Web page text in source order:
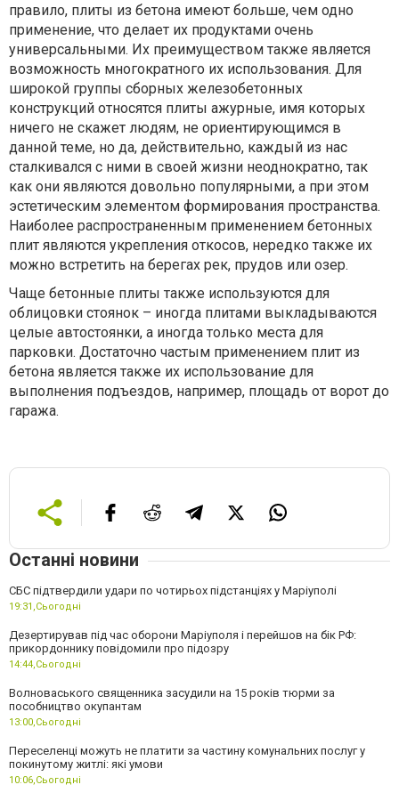
правило, плиты из бетона имеют больше, чем одно
применение, что делает их продуктами очень
универсальными. Их преимуществом также является
возможность многократного их использования. Для
широкой группы сборных железобетонных
конструкций относятся плиты ажурные, имя которых
ничего не скажет людям, не ориентирующимся в
данной теме, но да, действительно, каждый из нас
сталкивался с ними в своей жизни неоднократно, так
как они являются довольно популярными, а при этом
эстетическим элементом формирования пространства.
Наиболее распространенным применением бетонных
плит являются укрепления откосов, нередко также их
можно встретить на берегах рек, прудов или озер.
Чаще бетонные плиты также используются для
облицовки стоянок – иногда плитами выкладываются
целые автостоянки, а иногда только места для
парковки. Достаточно частым применением плит из
бетона является также их использование для
выполнения подъездов, например, площадь от ворот до
гаража.
Останні новини
СБС підтвердили удари по чотирьох підстанціях у Маріуполі
19:31,Сьогодні
Дезертирував під час оборони Маріуполя і перейшов на бік РФ:
прикордоннику повідомили про підозру
14:44,Сьогодні
Волноваського священника засудили на 15 років тюрми за
пособництво окупантам
13:00,Сьогодні
Переселенці можуть не платити за частину комунальних послуг у
покинутому житлі: які умови
10:06,Сьогодні